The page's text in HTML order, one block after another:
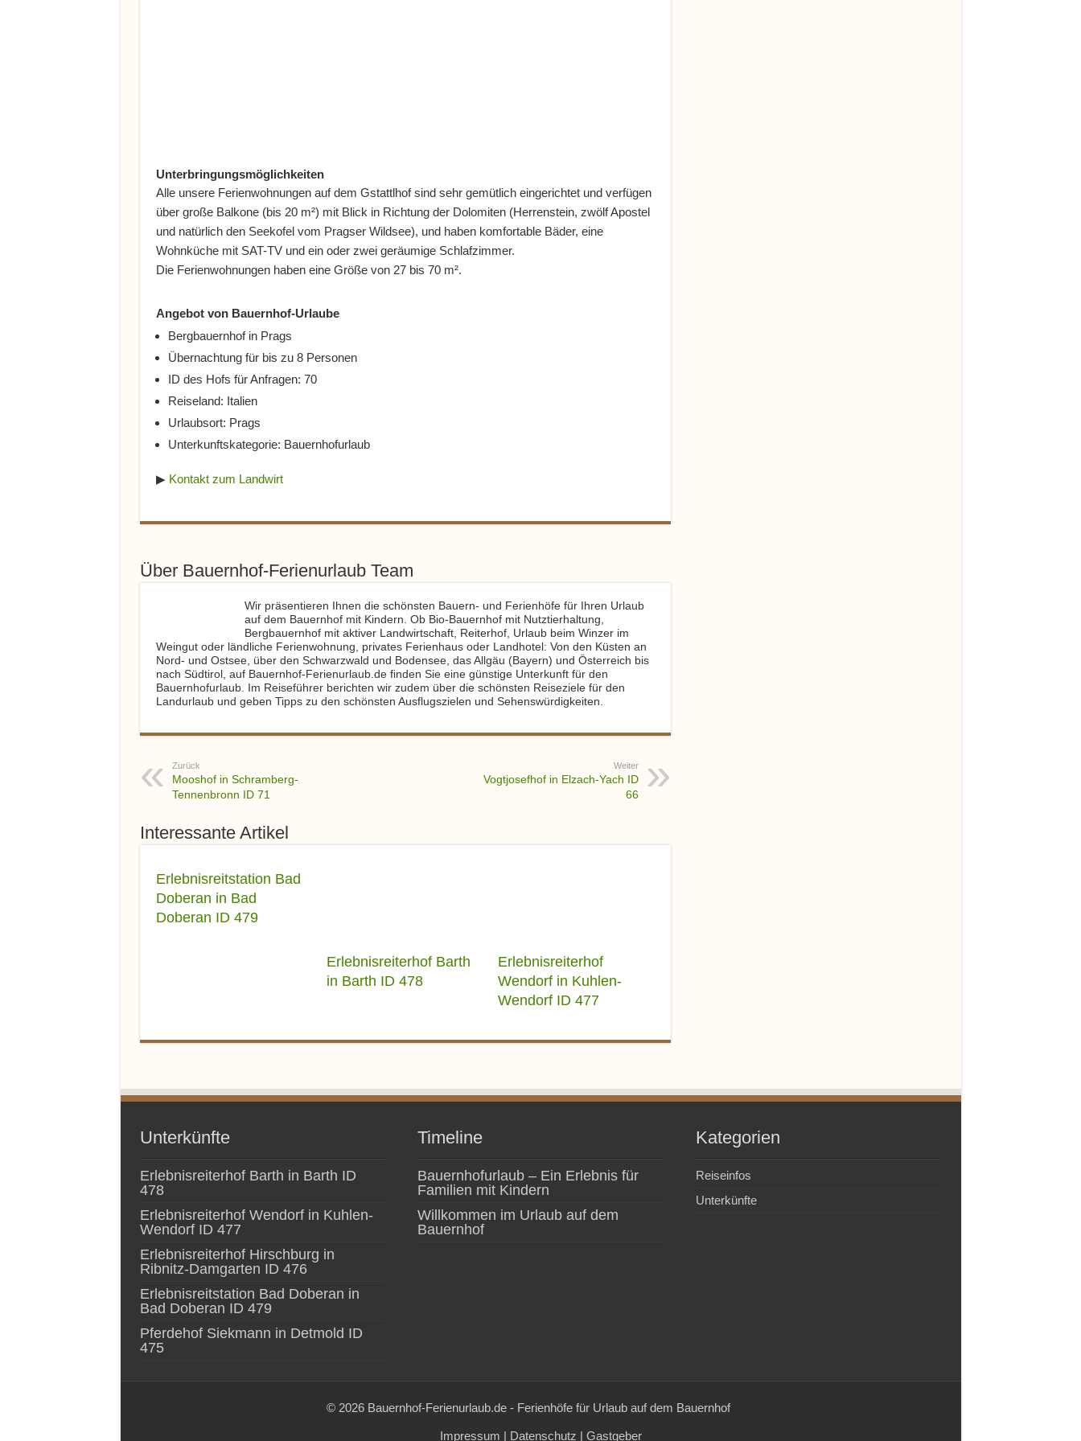
Unterbringungsmöglichkeiten
Alle unsere Ferienwohnungen auf dem Gstattlhof sind sehr gemütlich eingerichtet und verfügen
über große Balkone (bis 20 m²) mit Blick in Richtung der Dolomiten (Herrenstein, zwölf Apostel
und natürlich den Seekofel vom Pragser Wildsee), und haben komfortable Bäder, eine
Wohnküche mit SAT-TV und ein oder zwei geräumige Schlafzimmer.
Die Ferienwohnungen haben eine Größe von 27 bis 70 m².
Angebot von Bauernhof-Urlaube
Bergbauernhof in Prags
Übernachtung für bis zu 8 Personen
ID des Hofs für Anfragen: 70
Reiseland: Italien
Urlaubsort: Prags
Unterkunftskategorie: Bauernhofurlaub
▶ Kontakt zum Landwirt
Über Bauernhof-Ferienurlaub Team
Wir präsentieren Ihnen die schönsten Bauern- und Ferienhöfe für Ihren Urlaub
auf dem Bauernhof mit Kindern. Ob Bio-Bauernhof mit Nutztierhaltung,
Bergbauernhof mit aktiver Landwirtschaft, Reiterhof, Urlaub beim Winzer im
Weingut oder ländliche Ferienwohnung, privates Ferienhaus oder Landhotel: Von den Küsten an
Nord- und Ostsee, über den Schwarzwald und Bodensee, das Allgäu (Bayern) und Österreich bis
nach Südtirol, auf Bauernhof-Ferienurlaub.de finden Sie eine günstige Unterkunft für den
Bauernhofurlaub. Im Reiseführer berichten wir zudem über die schönsten Reiseziele für den
Landurlaub und geben Tipps zu den schönsten Ausflugszielen und Sehenswürdigkeiten.
Zurück
Mooshof in Schramberg-
Tennenbronn ID 71
Weiter
Vogtjosefhof in Elzach-Yach ID
66
Interessante Artikel
Erlebnisreitstation Bad
Doberan in Bad
Doberan ID 479
Erlebnisreiterhof Barth
in Barth ID 478
Erlebnisreiterhof
Wendorf in Kuhlen-
Wendorf ID 477
Unterkünfte
Erlebnisreiterhof Barth in Barth ID
478
Erlebnisreiterhof Wendorf in Kuhlen-
Wendorf ID 477
Erlebnisreiterhof Hirschburg in
Ribnitz-Damgarten ID 476
Erlebnisreitstation Bad Doberan in
Bad Doberan ID 479
Pferdehof Siekmann in Detmold ID
475
Timeline
Bauernhofurlaub – Ein Erlebnis für
Familien mit Kindern
Willkommen im Urlaub auf dem
Bauernhof
Kategorien
Reiseinfos
Unterkünfte
© 2026 Bauernhof-Ferienurlaub.de - Ferienhöfe für Urlaub auf dem Bauernhof
Impressum | Datenschutz | Gastgeber